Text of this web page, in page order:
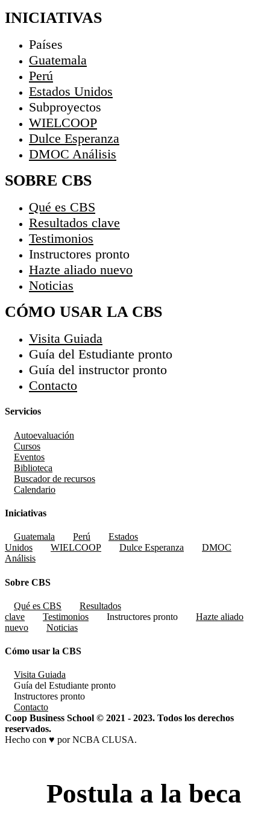
INICIATIVAS
Países
Guatemala
Perú
Estados Unidos
Subproyectos
WIELCOOP
Dulce Esperanza
DMOC Análisis
SOBRE CBS
Qué es CBS
Resultados clave
Testimonios
Instructores pronto
Hazte aliado nuevo
Noticias
CÓMO USAR LA CBS
Visita Guiada
Guía del Estudiante pronto
Guía del instructor pronto
Contacto
Servicios
Autoevaluación
Cursos
Eventos
Biblioteca
Buscador de recursos
Calendario
Iniciativas
Guatemala Perú
Estados
Unidos
WIELCOOP Dulce Esperanza
DMOC
Análisis
Sobre CBS
Qué es CBS
Resultados
clave
Testimonios Instructores pronto
Hazte aliado
nuevo
Noticias
Cómo usar la CBS
Visita Guiada
Guía del Estudiante pronto
Instructores pronto
Contacto
Coop Business School © 2021 - 2023. Todos los derechos
reservados.
Hecho con ♥ por NCBA CLUSA.
Postula a la beca